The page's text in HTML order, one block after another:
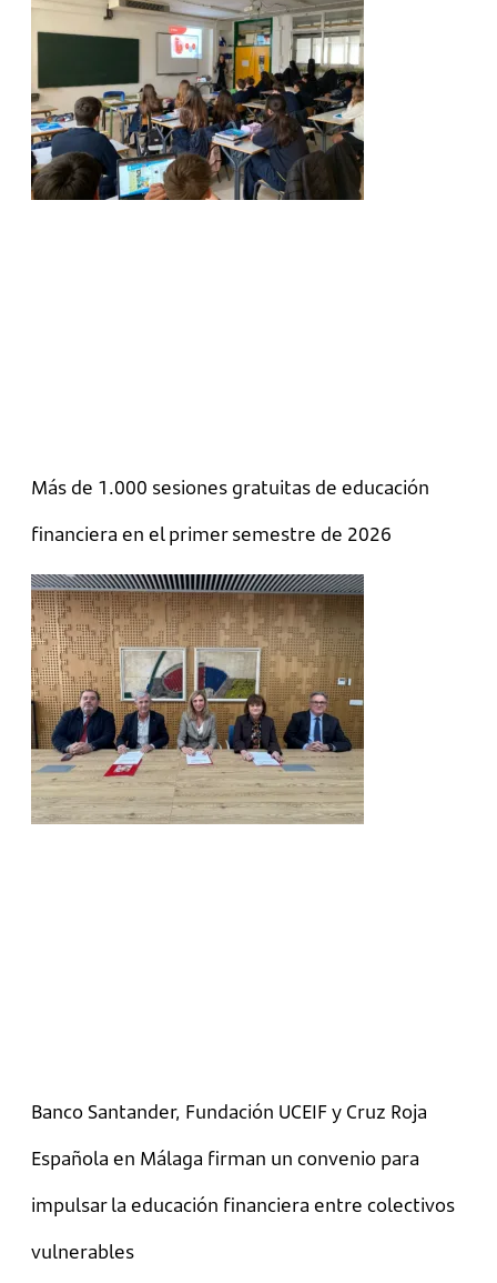
Más de 1.000 sesiones gratuitas de educación
financiera en el primer semestre de 2026
Banco Santander, Fundación UCEIF y Cruz Roja
Española en Málaga firman un convenio para
impulsar la educación financiera entre colectivos
vulnerables